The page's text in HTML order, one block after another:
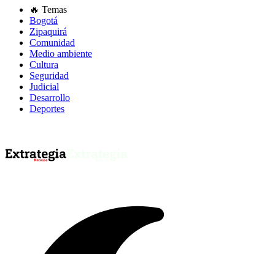
🔥 Temas
Bogotá
Zipaquirá
Comunidad
Medio ambiente
Cultura
Seguridad
Judicial
Desarrollo
Deportes